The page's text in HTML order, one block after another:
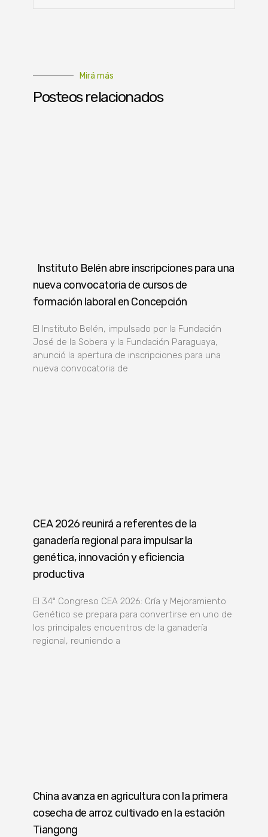
Mirá más
Posteos relacionados
Instituto Belén abre inscripciones para una
nueva convocatoria de cursos de
formación laboral en Concepción
El Instituto Belén, impulsado por la Fundación
José de la Sobera y la Fundación Paraguaya,
anunció la apertura de inscripciones para una
nueva convocatoria de
CEA 2026 reunirá a referentes de la
ganadería regional para impulsar la
genética, innovación y eficiencia
productiva
El 34º Congreso CEA 2026: Cría y Mejoramiento
Genético se prepara para convertirse en uno de
los principales encuentros de la ganadería
regional, reuniendo a
China avanza en agricultura con la primera
cosecha de arroz cultivado en la estación
Tiangong